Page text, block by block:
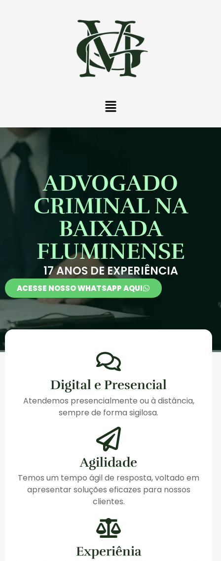
ADVOGADO
CRIMINAL NA
BAIXADA
FLUMINENSE
17 ANOS DE EXPERIÊNCIA
ACESSE NOSSO WHATSAPP AQUI
Digital e Presencial
Atendemos presencialmente ou à distância,
sempre de forma sigilosa.
Agilidade
Temos um tempo ágil de resposta, voltado em
apresentar soluções eficazes para nossos
clientes.
Experiênia